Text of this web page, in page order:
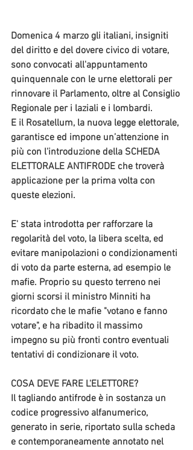
Domenica 4 marzo gli italiani, insigniti
del diritto e del dovere civico di votare,
sono convocati all'appuntamento
quinquennale con le urne elettorali per
rinnovare il Parlamento, oltre al Consiglio
Regionale per i laziali e i lombardi.
E il Rosatellum, la nuova legge elettorale,
garantisce ed impone un’attenzione in
più con l'introduzione della SCHEDA
ELETTORALE ANTIFRODE che troverà
applicazione per la prima volta con
queste elezioni.
E' stata introdotta per rafforzare la
regolarità del voto, la libera scelta, ed
evitare manipolazioni o condizionamenti
di voto da parte esterna, ad esempio le
mafie. Proprio su questo terreno nei
giorni scorsi il ministro Minniti ha
ricordato che le mafie "votano e fanno
votare", e ha ribadito il massimo
impegno su più fronti contro eventuali
tentativi di condizionare il voto.
COSA DEVE FARE L'ELETTORE?
Il tagliando antifrode è in sostanza un
codice progressivo alfanumerico,
generato in serie, riportato sulla scheda
e contemporaneamente annotato nel